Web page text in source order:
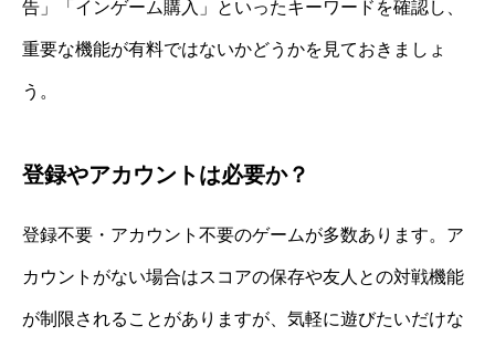
告」「インゲーム購入」といったキーワードを確認し、
重要な機能が有料ではないかどうかを見ておきましょ
う。
登録やアカウントは必要か？
登録不要・アカウント不要のゲームが多数あります。ア
カウントがない場合はスコアの保存や友人との対戦機能
が制限されることがありますが、気軽に遊びたいだけな